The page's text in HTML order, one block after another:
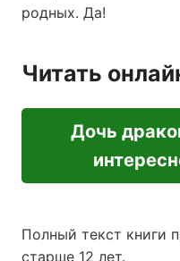
родных. Да!
Читать
Дочь
Полный текст книги
старше 12 лет.